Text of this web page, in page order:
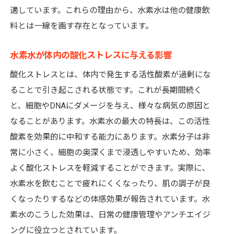
美容効果を最大限に引き出すための飲み方
特定の症状に効果的な飲み方
ライフスタイルに合わせた水素水の取り入
れ方
他の健康法と組み合わせる方法
科学的根拠に基づく水素水の効果増強法
水素水を日常生活に取り入れるためのヒン
ト
水素水の知られざる効果とその科学的根拠を探
る
適しています。これらの理由から、水素水は他の健康飲
料とは一線を画す存在となっています。
水素水が体内の酸化ストレスに与える影響
酸化ストレスとは、体内で発生する活性酸素が過剰にな
ることで引き起こされる状態です。これが長期間続く
と、細胞やDNAにダメージを与え、様々な病気の原因と
なることがあります。水素水の最大の特長は、この活性
酸素を効果的に中和する能力にあります。水素分子は非
常に小さく、細胞の奥深くまで浸透しやすいため、効率
よく酸化ストレスを軽減することができます。実際に、
水素水を飲むことで疲れにくくなったり、肌の調子が良
くなったりするなどの体感効果が報告されています。水
素水のこうした効果は、日常の健康管理やアンチエイジ
ングに役立つとされています。